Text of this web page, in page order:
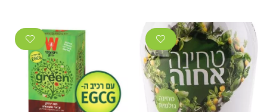
לבחור
את
האפשרויות
בעמוד
המוצר